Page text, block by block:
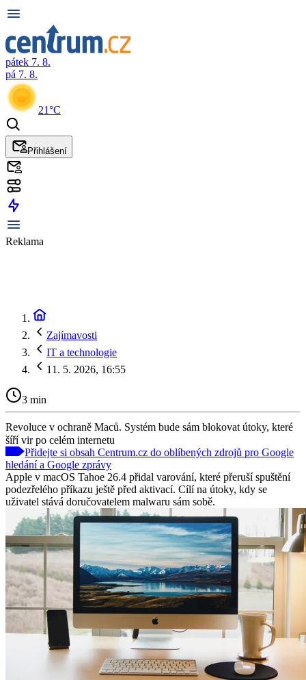
pátek 7. 8.
pá 7. 8.
21°C
Přihlášení
Reklama
Zajímavosti
IT a technologie
11. 5. 2026, 16:55
3 min
Revoluce v ochraně Maců. Systém bude sám blokovat útoky, které
šíří vir po celém internetu
Přidejte si obsah Centrum.cz do oblíbených zdrojů pro Google
hledání a Google zprávy
Apple v macOS Tahoe 26.4 přidal varování, které přeruší spuštění
podezřelého příkazu ještě před aktivací. Cílí na útoky, kdy se
uživatel stává doručovatelem malwaru sám sobě.